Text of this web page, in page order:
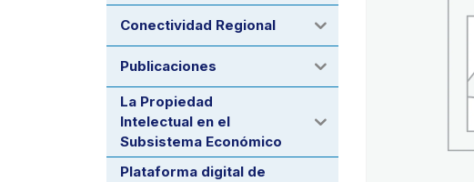
Conectividad Regional
Publicaciones
La Propiedad
Intelectual en el
Subsistema Económico
Plataforma digital de